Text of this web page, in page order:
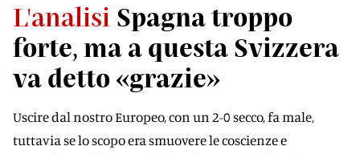
L'analisi Spagna troppo
forte, ma a questa Svizzera
va detto «grazie»
Uscire dal nostro Europeo, con un 2-0 secco, fa male,
tuttavia se lo scopo era smuovere le coscienze e